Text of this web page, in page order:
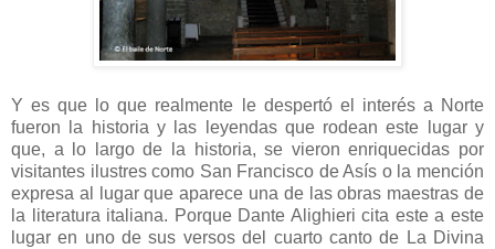
Y es que lo que realmente le despertó el interés a Norte
fueron la historia y las leyendas que rodean este lugar y
que, a lo largo de la historia, se vieron enriquecidas por
visitantes ilustres como San Francisco de Asís o la mención
expresa al lugar que aparece una de las obras maestras de
la literatura italiana. Porque Dante Alighieri cita este a este
lugar en uno de sus versos del cuarto canto de La Divina